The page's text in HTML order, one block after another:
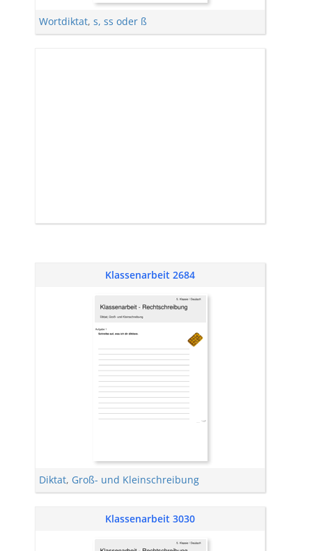
Wortdiktat, s, ss oder ß
Klassenarbeit 2684
Diktat, Groß- und Kleinschreibung
Klassenarbeit 3030